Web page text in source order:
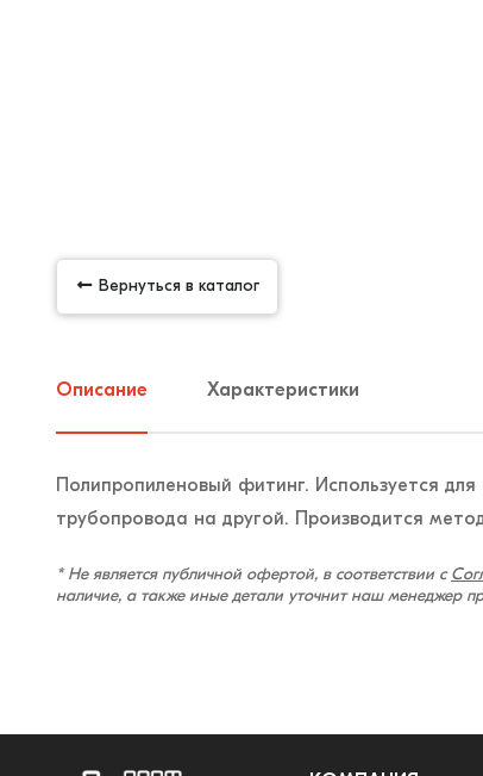
Вернуться в каталог
Описание Характеристики
Полипропиленовый фитинг. Используется
трубопровода на другой. Производится
* Не является публичной офертой, в соответствии с
наличие, а также иные детали уточнит наш менеджер